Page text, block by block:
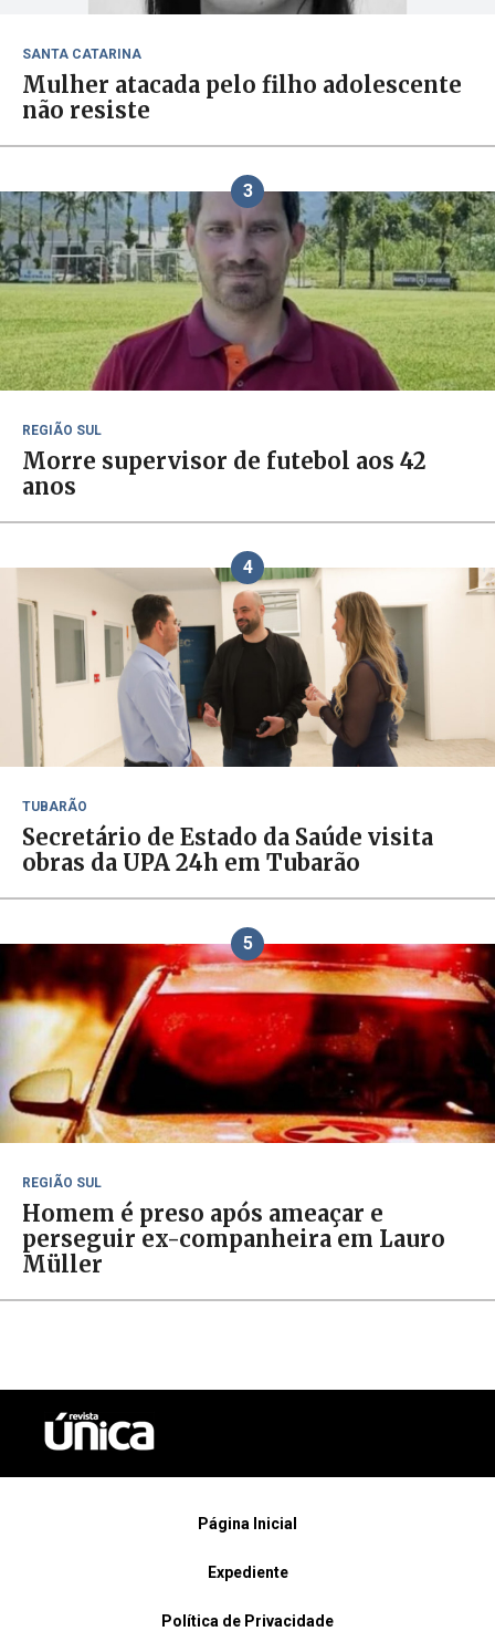
SANTA CATARINA
Mulher atacada pelo filho adolescente
não resiste
3
REGIÃO SUL
Morre supervisor de futebol aos 42
anos
4
TUBARÃO
Secretário de Estado da Saúde visita
obras da UPA 24h em Tubarão
5
REGIÃO SUL
Homem é preso após ameaçar e
perseguir ex-companheira em Lauro
Müller
Página Inicial
Expediente
Política de Privacidade